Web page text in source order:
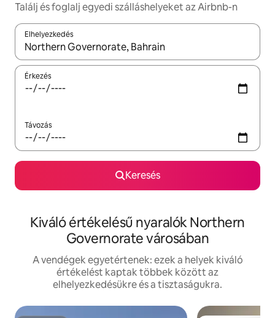
Találj és foglalj egyedi szálláshelyeket az Airbnb-n
Elhelyezkedés
Az eredmények között a felfelé és a lefelé nyíllal
Érkezés
Távozás
Keresés
Kiváló értékelésű nyaralók Northern
Governorate városában
A vendégek egyetértenek: ezek a helyek kiváló
értékelést kaptak többek között az
elhelyezkedésükre és a tisztaságukra.